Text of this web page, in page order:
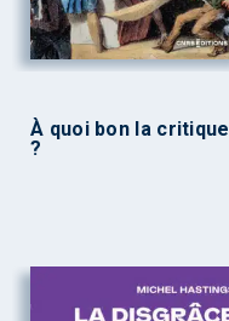
À quoi bon la critique
?